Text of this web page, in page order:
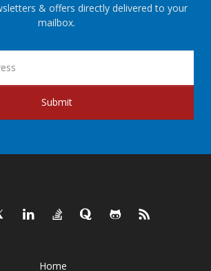
& offers directly delivered to your
mailbox.
Submit
Home